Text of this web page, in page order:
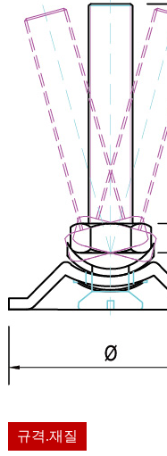
규격.재질